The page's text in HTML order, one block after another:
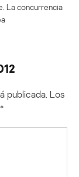
La concurrencia
publicada. Los
*